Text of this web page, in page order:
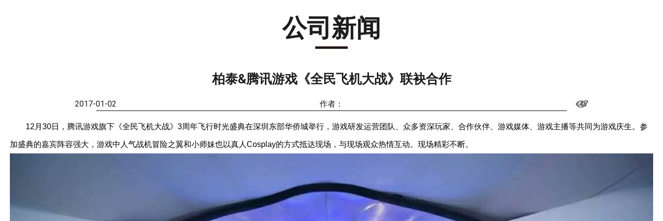
公司新闻
柏泰&腾讯游戏《全民飞机大战》联袂合作
2017-01-02 作者： 47
12月30日，腾讯游戏旗下《全民飞机大战》3周年飞行时光盛典在深圳东部华侨城举行，游戏研发运营团队、众多资深玩家、合作伙伴、游戏媒体、游戏主播等共同为游戏庆生。参
加盛典的嘉宾阵容强大，游戏中人气战机冒险之翼和小师妹也以真人Cosplay的方式抵达现场，与现场观众热情互动。现场精彩不断。